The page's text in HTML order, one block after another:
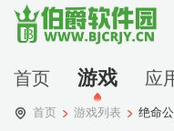
首页 游戏 应
首页 游戏列表 绝命